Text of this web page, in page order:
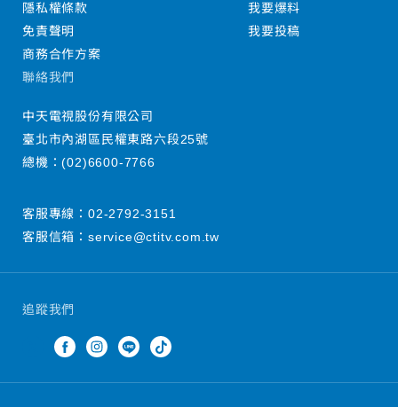
追蹤我們
隱私權條款
免責聲明
商務合作方案
我要爆料
我要投稿
聯絡我們
中天電視股份有限公司
臺北市內湖區民權東路六段25號
總機：(02)6600-7766
客服專線： 02-2792-3151
客服信箱： service@ctitv.com.tw